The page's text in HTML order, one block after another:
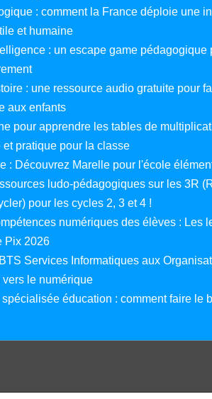
: comment la France déploie une
et humaine
: un escape game pédagogique
: une ressource audio gratuite pour
aux enfants
pour apprendre les tables de
et pratique pour la classe
: Découvrez Marelle pour l'école
ludo-pédagogiques sur les 3R
pour les cycles 2, 3 et 4 !
numériques des élèves : Les
Pix 2026
Services Informatiques aux
le numérique
éducation : comment faire le